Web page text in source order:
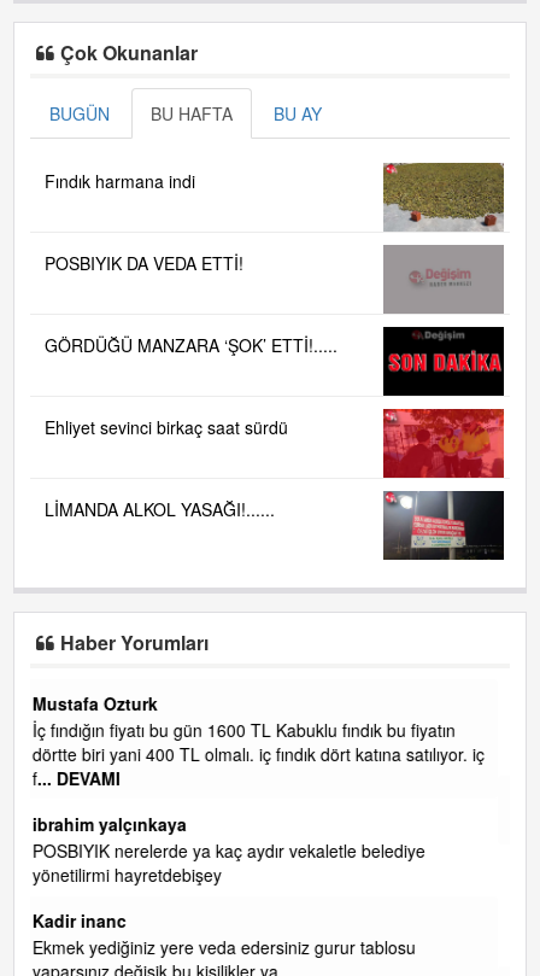
Çok Okunanlar
BUGÜN BU HAFTA BU AY
Fındık harmana indi
POSBIYIK DA VEDA ETTİ!
GÖRDÜĞÜ MANZARA ‘ŞOK’ ETTİ!.....
Ehliyet sevinci birkaç saat sürdü
LİMANDA ALKOL YASAĞI!......
Haber Yorumları
iç
Yalılı
Ereğlinin en değerli en gözde yeri yalı caddesi ve
Metrekaresi 500 bin liraya alamazsın.
senin ereyliye katkın çok oldu daha da olacaktır
ibrahim yalçınkaya
döke kaldırımlar ana yoldan aşağıda kaldı bi yağmurda
dükkanları su basacak ma... DEVAMI